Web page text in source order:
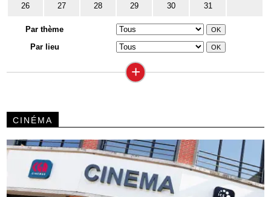
26 27 28 29 30 31
Par thème
Par lieu
+
CINÉMA